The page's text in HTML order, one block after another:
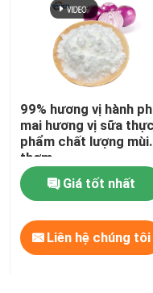
sản phẩm chăm sóc
99% hương vị hành
mai hương vị sữa thực
phẩm chất lượng mùi
thơm
Giá tốt nhất
Liên hệ chúng tôi